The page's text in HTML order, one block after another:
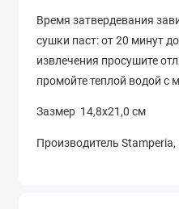
Время затвердевания
сушки паст: от 20 минут
извлечения просушите
промойте теплой водой с
Зазмер 14,8х21,0 см
Производитель